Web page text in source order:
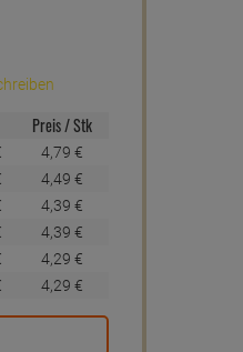
Preis / Stk
4,79 €
4,49 €
4,39 €
4,39 €
4,29 €
4,29 €